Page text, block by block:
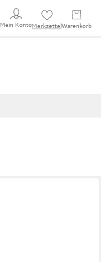
Mein KontoMerkzettel Warenkorb